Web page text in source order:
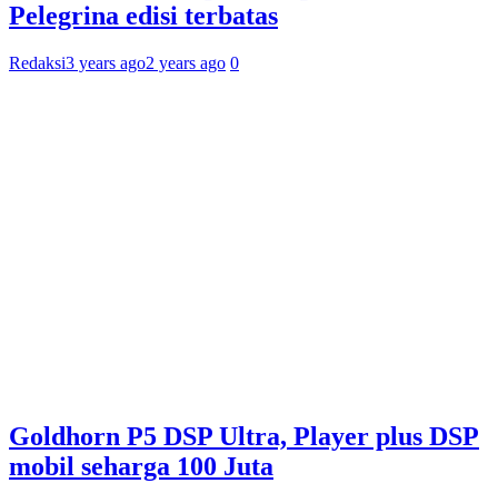
Pelegrina edisi terbatas
Redaksi3 years ago2 years ago 0
Goldhorn P5 DSP Ultra, Player plus DSP
mobil seharga 100 Juta